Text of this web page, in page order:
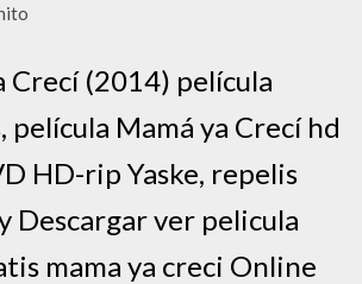
Crecí (2014) película
Mamá ya Crecí hd
HD-rip Yaske, repelis
Descargar ver pelicula
mama ya creci Online